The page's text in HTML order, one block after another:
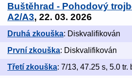
Buštěhrad - Pohodový
A2/A3, 22. 03. 2026
Druhá zkouška: Diskvalifikován
První zkouška: Diskvalifikován
Třetí zkouška: 7/13, 47.25 s, 5.0 tr.